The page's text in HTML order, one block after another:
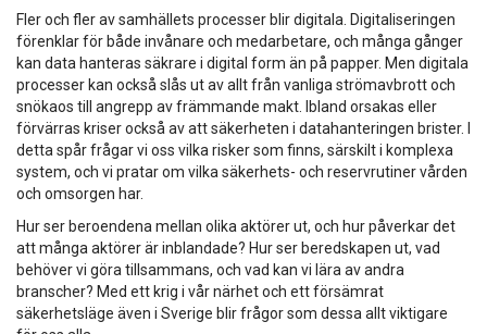
Fler och fler av samhällets processer blir digitala. Digitaliseringen
förenklar för både invånare och medarbetare, och många gånger
kan data hanteras säkrare i digital form än på papper. Men digitala
processer kan också slås ut av allt från vanliga strömavbrott och
snökaos till angrepp av främmande makt. Ibland orsakas eller
förvärras kriser också av att säkerheten i datahanteringen brister. I
detta spår frågar vi oss vilka risker som finns, särskilt i komplexa
system, och vi pratar om vilka säkerhets- och reservrutiner vården
och omsorgen har.
Hur ser beroendena mellan olika aktörer ut, och hur påverkar det
att många aktörer är inblandade? Hur ser beredskapen ut, vad
behöver vi göra tillsammans, och vad kan vi lära av andra
branscher? Med ett krig i vår närhet och ett försämrat
säkerhetsläge även i Sverige blir frågor som dessa allt viktigare